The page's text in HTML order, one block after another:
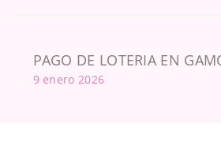
PAGO DE LOTERIA EN
9 enero 2026